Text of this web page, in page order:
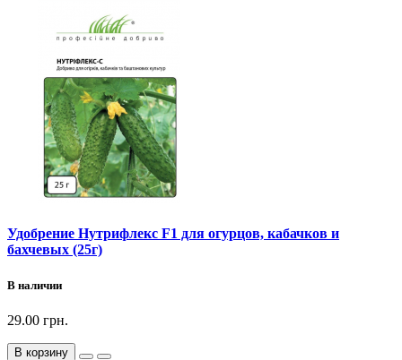
Удобрение Нутрифлекс F1 для огурцов, кабачков и
бахчевых (25г)
В наличии
29.00 грн.
В корзину